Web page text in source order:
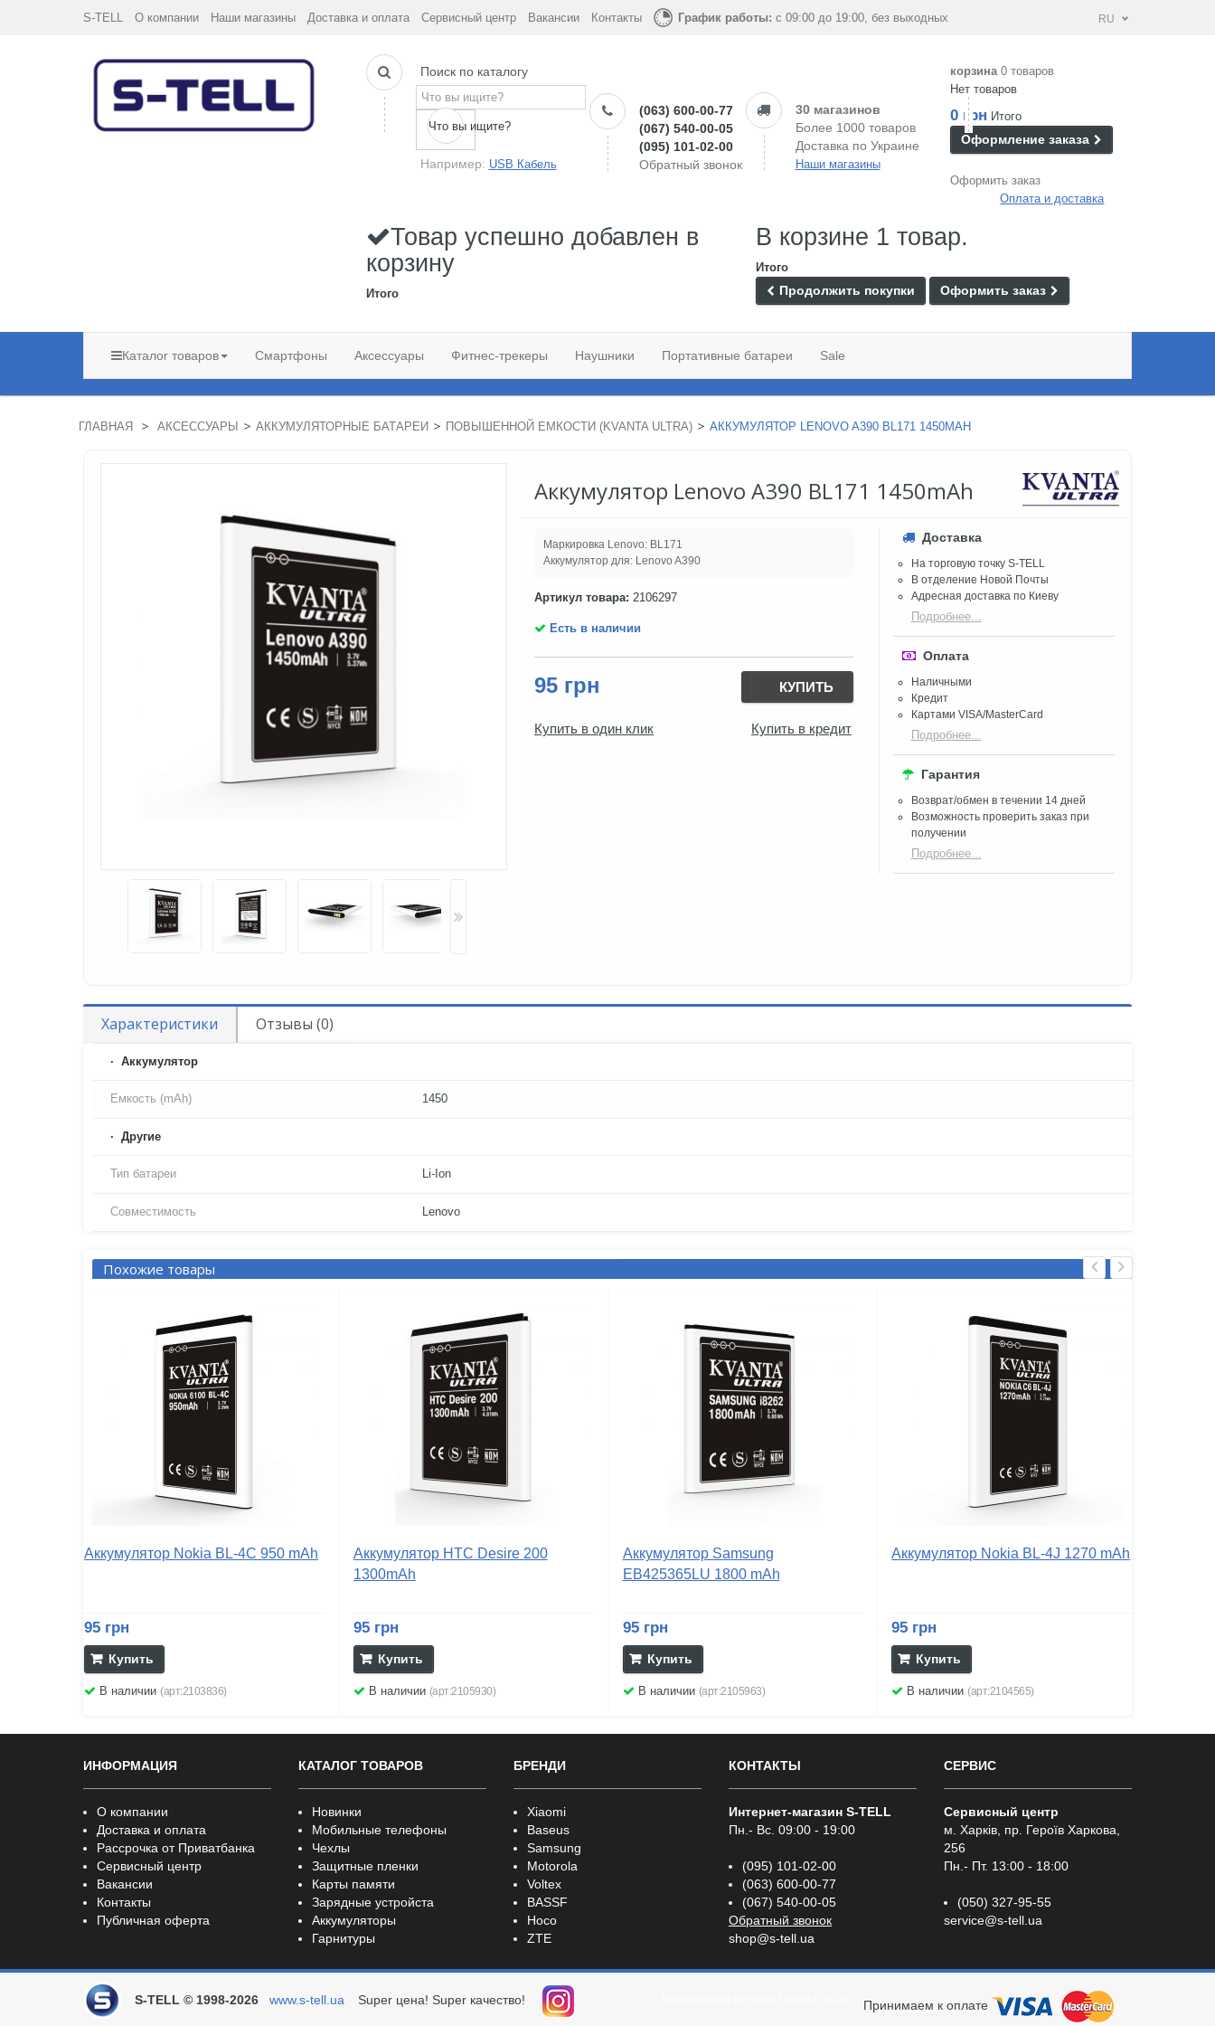
S-TELL О компании Наши магазины Доставка и оплата Сервисный центр Вакансии Контакты График работы: с 09:00 до 19:00, без выходных RU
Поиск по каталогу
Что вы ищите?
Например: USB Кабель
(063) 600-00-77
(067) 540-00-05
(095) 101-02-00
Обратный звонок
30 магазинов
Более 1000 товаров
Доставка по Украине
Наши магазины
корзина 0 товаров
Нет товаров
0 грн Итого
Оформление заказа
Оформить заказ
Оплата и доставка
Товар успешно добавлен в
корзину
Итого
В корзине 1 товар.
Итого
Продолжить покупки Оформить заказ
Каталог товаров Смартфоны Аксессуары Фитнес-трекеры Наушники Портативные батареи Sale
ГЛАВНАЯ > АКСЕССУАРЫ > АККУМУЛЯТОРНЫЕ БАТАРЕИ > ПОВЫШЕННОЙ ЕМКОСТИ (KVANTA ULTRA) > АККУМУЛЯТОР LENOVO A390 BL171 1450MAH
Аккумулятор Lenovo A390 BL171 1450mAh
Маркировка Lenovo: BL171
Аккумулятор для: Lenovo A390
Артикул товара: 2106297
Есть в наличии
95 грн КУПИТЬ
Купить в один клик Купить в кредит
Доставка
На торговую точку S-TELL
В отделение Новой Почты
Адресная доставка по Киеву
Подробнее...
Оплата
Наличными
Кредит
Картами VISA/MasterCard
Подробнее...
Гарантия
Возврат/обмен в течении 14 дней
Возможность проверить заказ при
получении​
Подробнее...
Характеристики Отзывы (0)
Аккумулятор
Емкость (mAh) 1450
Другие
Тип батареи Li-Ion
Совместимость Lenovo
Похожие товары
Аккумулятор Nokia BL-4C 950 mAh
95 грн
Купить
В наличии (арт:2103836)
Аккумулятор HTC Desire 200
1300mAh
95 грн
Купить
В наличии (арт:2105930)
Аккумулятор Samsung
EB425365LU 1800 mAh
95 грн
Купить
В наличии (арт:2105963)
Аккумулятор Nokia BL-4J 1270 mAh
95 грн
Купить
В наличии(арт:2104565)
ИНФОРМАЦИЯ
О компании
Доставка и оплата
Рассрочка от Приватбанка
Сервисный центр
Вакансии
Контакты
Публичная оферта
КАТАЛОГ ТОВАРОВ
Новинки
Мобильные телефоны
Чехлы
Защитные пленки
Карты памяти
Зарядные устройста
Аккумуляторы
Гарнитуры
БРЕНДИ
Xiaomi
Baseus
Samsung
Motorola
Voltex
BASSF
Hoco
ZTE
КОНТАКТЫ
Интернет-магазин S-TELL
Пн.- Вс. 09:00 - 19:00
(095) 101-02-00
(063) 600-00-77
(067) 540-00-05
Обратный звонок
shop@s-tell.ua
СЕРВИС
Сервисный центр
м. Харків, пр. Героїв Харкова,
256
Пн.- Пт. 13:00 - 18:00
(050) 327-95-55
service@s-tell.ua
S-TELL © 1998-2026 www.s-tell.ua Super цена! Super качество! Принимаем к оплате